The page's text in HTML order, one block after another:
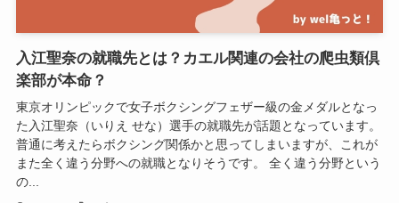
入江聖奈の就職先とは？カエル関連の会社の爬虫類倶
楽部が本命？
東京オリンピックで女子ボクシングフェザー級の金メダルとなっ
た入江聖奈（いりえ せな）選手の就職先が話題となっています。
普通に考えたらボクシング関係かと思ってしまいますが、これが
また全く違う分野への就職となりそうです。 全く違う分野という
の...